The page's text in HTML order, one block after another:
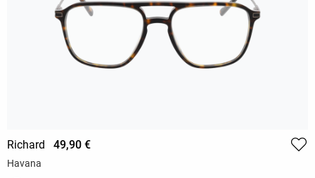
Richard 49,90 €
Havana